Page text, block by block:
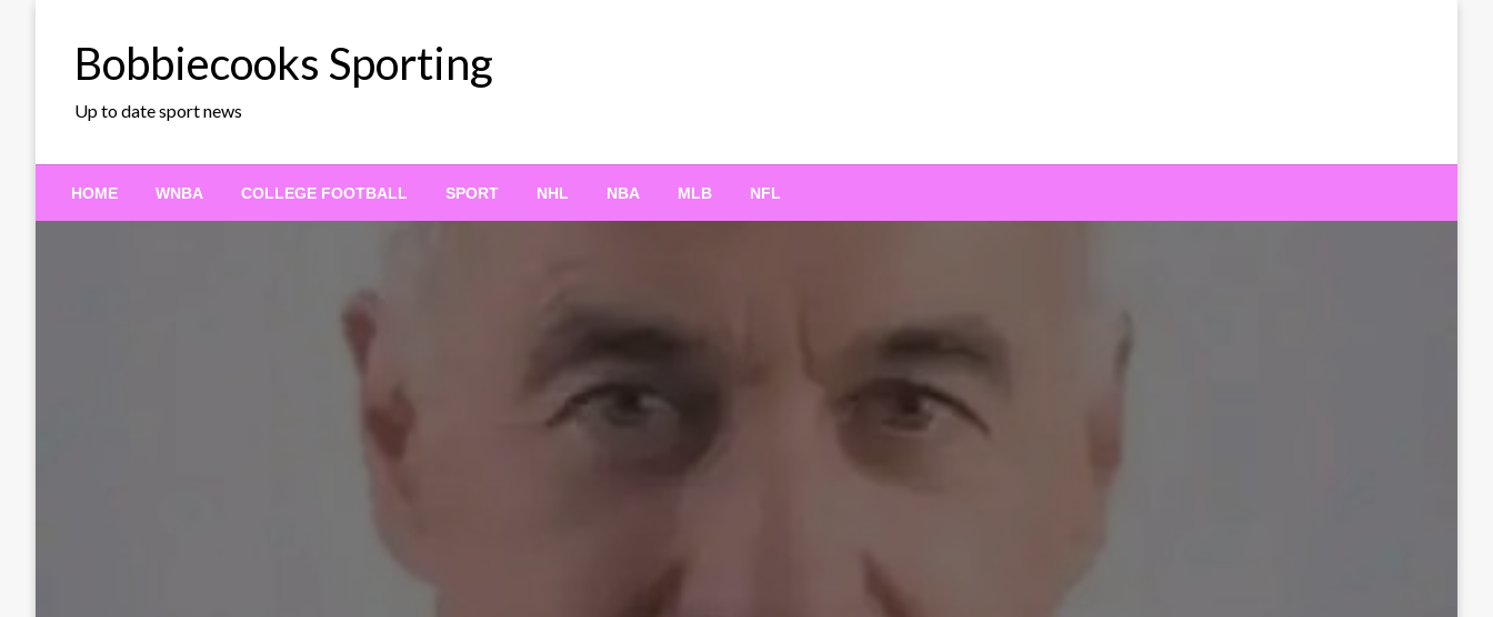
Bobbiecooks Sporting
Up to date sport news
HOME WNBA COLLEGE FOOTBALL SPORT NHL NBA MLB NFL